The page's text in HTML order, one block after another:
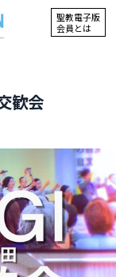
聖教電子版
会員とは
歓会